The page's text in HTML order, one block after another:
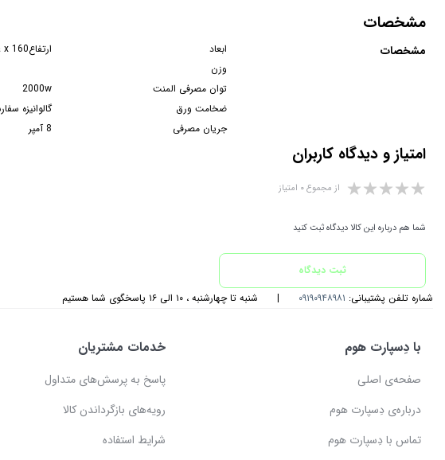
مشخصات
مشخصات ابعاد
ارتفاع160 x عرض55
وزن
توان مصرفی المنت
2000w
ضخامت ورق
گالوانیزه
جریان مصرفی
8 آمپر
امتیاز و دیدگاه کاربران
از مجموع ۰ امتیاز
شما هم درباره این کالا دیدگاه ثبت کنید
ثبت دیدگاه
شماره تلفن پشتیبانی: ۰۹۱۹۰۹۴۸۹۸۱ | شنبه تا چهارشنبه ، ۱۰ الی ۱۶ پاسخگوی شما هستیم
با دِسپارت هوم
صفحه‌ی اصلی
درباره‌ی دِسپارت هوم
تماس با دِسپارت هوم
خدمات مشتریان
پاسخ به پرسش‌های متداول
رویه‌های بازگرداندن کالا
شرایط استفاده